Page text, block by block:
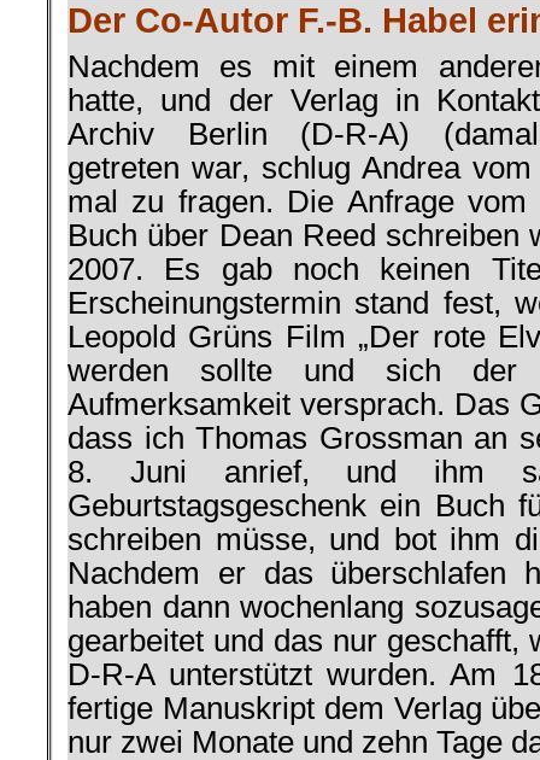
Der Co-Autor F.-B. Habel
Nachdem es mit einem
hatte, und der Verlag in
Archiv Berlin (D-R-A)
getreten war, schlug Andrea
mal zu fragen. Die Anfrage
Buch über Dean Reed schreiben
2007. Es gab noch keinen
Erscheinungstermin stand fest,
Leopold Grüns Film „Der rote
werden sollte und sich der
Aufmerksamkeit versprach. Das
dass ich Thomas Grossman an
8. Juni anrief, und ihm
Geburtstagsgeschenk ein Buch
schreiben müsse, und bot ihm
Nachdem er das überschlafen
haben dann wochenlang
gearbeitet und das nur geschafft,
D-R-A unterstützt wurden. Am
fertige Manuskript dem Verlag
nur zwei Monate und zehn Tage